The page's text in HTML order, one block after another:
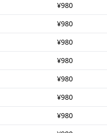
¥980
¥980
¥980
¥980
¥980
¥980
¥980